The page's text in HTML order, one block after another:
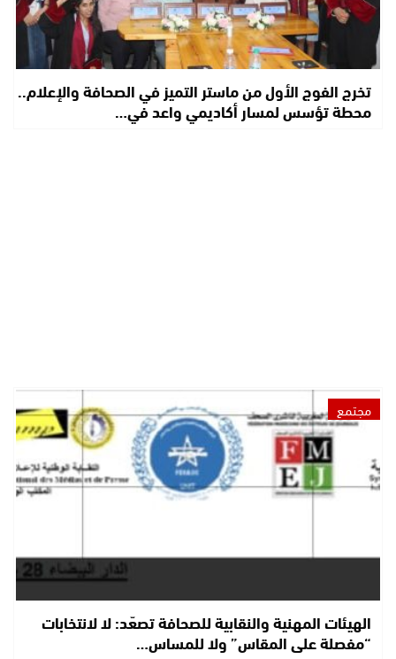
تخرج الفوج الأول من ماستر التميز في الصحافة والإعلام..
محطة تؤسس لمسار أكاديمي واعد في…
مجتمع
الهيئات المهنية والنقابية للصحافة تصعّد: لا لانتخابات
“مفصلة على المقاس” ولا للمساس…